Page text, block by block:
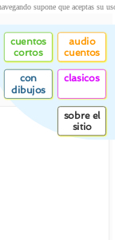
cuentos
cortos
audio
cuentos
con
dibujos
clasicos
sobre el
sitio
supone que aceptas su